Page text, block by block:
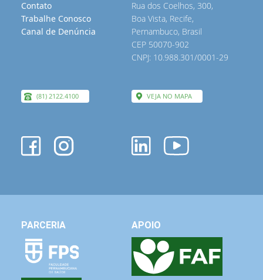
Contato
Trabalhe Conosco
Canal de Denúncia
(81) 2122.4100
Rua dos Coelhos, 300,
Boa Vista, Recife,
Pernambuco, Brasil
CEP 50070-902
CNPJ: 10.988.301/0001-29
VEJA NO MAPA
PARCERIA APOIO